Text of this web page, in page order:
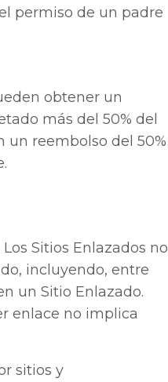
permiso de un padre
obtener un
más del 50% del
un reembolso del
Sitios Enlazados no
incluyendo, entre
un Sitio Enlazado.
enlace no implica
sitios y